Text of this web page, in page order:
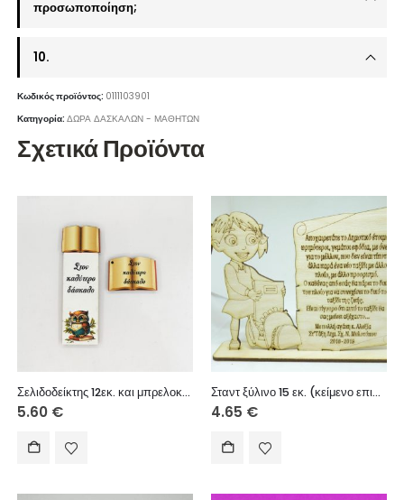
προσωποποίηση;
10.
Κωδικός προϊόντος: 0111103901
Κατηγορία:ΔΩΡΑ ΔΑΣΚΑΛΩΝ - ΜΑΘΗΤΩΝ
Σχετικά Προϊόντα
Σελιδοδείκτης 12εκ. και μπρελοκ στον καλύτερο δάσκαλο
5.60 €
Σταντ ξύλινο 15 εκ. (κείμενο επιλογής σας)
4.65 €